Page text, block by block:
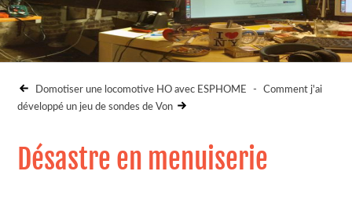
Domotiser une locomotive HO avec ESPHOME -
Comment j'ai
développé un jeu de sondes de Von
Désastre en menuiserie